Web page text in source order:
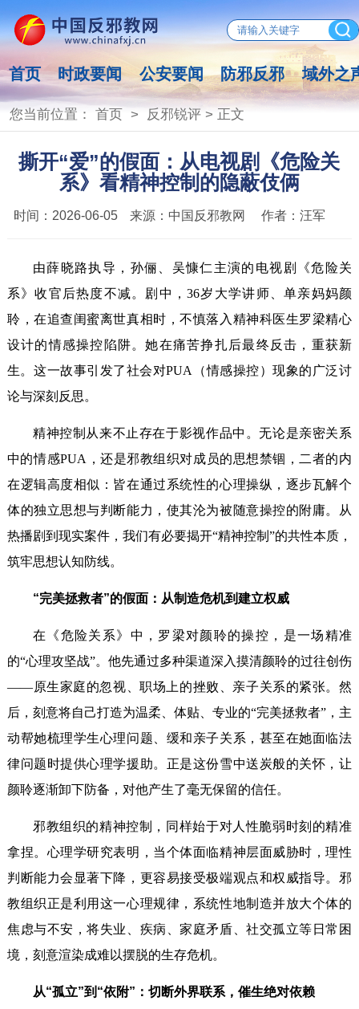
首页 时政要闻 公安要闻 防邪反邪 域外之
您当前位置： 首页> 反邪锐评> 正文
撕开“爱”的假面：从电视剧《危险关
系》看精神控制的隐蔽伎俩
时间： 2026-06-05 来源： 中国反邪教网 作者： 汪军
由薛晓路执导，孙俪、吴慷仁主演的电视剧《危险关
系》收官后热度不减。剧中，36岁大学讲师、单亲妈妈颜
聆，在追查闺蜜离世真相时，不慎落入精神科医生罗梁精心
设计的情感操控陷阱。她在痛苦挣扎后最终反击，重获新
生。这一故事引发了社会对PUA（情感操控）现象的广泛讨
论与深刻反思。
精神控制从来不止存在于影视作品中。无论是亲密关系
中的情感PUA，还是邪教组织对成员的思想禁锢，二者的内
在逻辑高度相似：皆在通过系统性的心理操纵，逐步瓦解个
体的独立思想与判断能力，使其沦为被随意操控的附庸。从
热播剧到现实案件，我们有必要揭开“精神控制”的共性本质，
筑牢思想认知防线。
“完美拯救者”的假面：从制造危机到建立权威
在《危险关系》中，罗梁对颜聆的操控，是一场精准
的“心理攻坚战”。他先通过多种渠道深入摸清颜聆的过往创伤
——原生家庭的忽视、职场上的挫败、亲子关系的紧张。然
后，刻意将自己打造为温柔、体贴、专业的“完美拯救者”，主
动帮她梳理学生心理问题、缓和亲子关系，甚至在她面临法
律问题时提供心理学援助。正是这份雪中送炭般的关怀，让
颜聆逐渐卸下防备，对他产生了毫无保留的信任。
邪教组织的精神控制，同样始于对人性脆弱时刻的精准
拿捏。心理学研究表明，当个体面临精神层面威胁时，理性
判断能力会显著下降，更容易接受极端观点和权威指导。邪
教组织正是利用这一心理规律，系统性地制造并放大个体的
焦虑与不安，将失业、疾病、家庭矛盾、社交孤立等日常困
境，刻意渲染成难以摆脱的生存危机。
从“孤立”到“依附”：切断外界联系，催生绝对依赖